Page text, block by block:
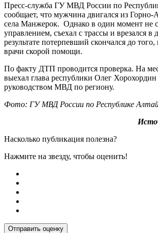
Пресс-служба ГУ МВД России по
сообщает, что мужчина двигался из Горно-
села Манжерок. Однако в один момент не
управлением, съехал с трассы и врезался в
результате потерпевший скончался до
врачи скорой помощи.
По факту ДТП проводится проверка. На
выехал глава республики Олег Хорохордин
руководством МВД по региону.
Фото: ГУ МВД России по Республике
Насколько публикация полезна?
Нажмите на звезду, чтобы оценить!
Отправить оценку